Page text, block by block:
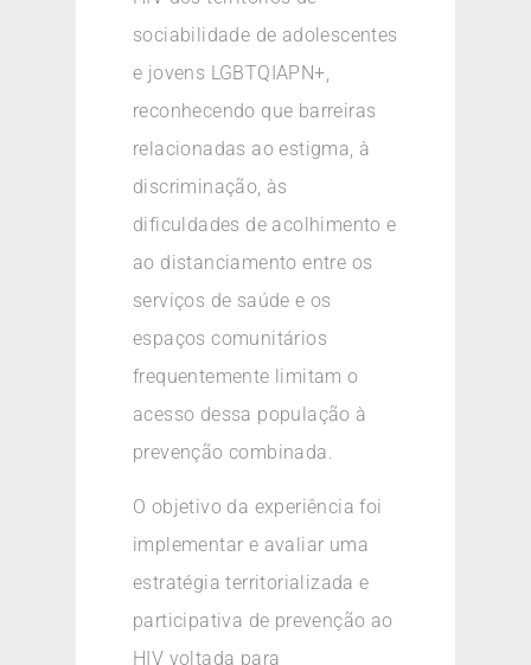
sociabilidade de adolescentes
e jovens LGBTQIAPN+,
reconhecendo que barreiras
relacionadas ao estigma, à
discriminação, às
dificuldades de acolhimento e
ao distanciamento entre os
serviços de saúde e os
espaços comunitários
frequentemente limitam o
acesso dessa população à
prevenção combinada.
O objetivo da experiência foi
implementar e avaliar uma
estratégia territorializada e
participativa de prevenção ao
HIV voltada para